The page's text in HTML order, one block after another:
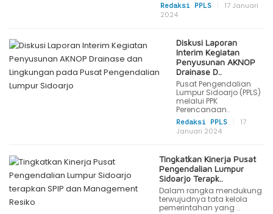
Redaksi PPLS
17 Januari
2024
Diskusi Laporan
Interim Kegiatan
Penyusunan AKNOP
Drainase D..
Pusat Pengendalian
Lumpur Sidoarjo (PPLS)
melalui PPK
Perencanaan..
Redaksi PPLS
17
Januari 2024
Tingkatkan Kinerja Pusat
Pengendalian Lumpur
Sidoarjo Terapk..
Dalam rangka mendukung
terwujudnya tata kelola
pemerintahan yang ..